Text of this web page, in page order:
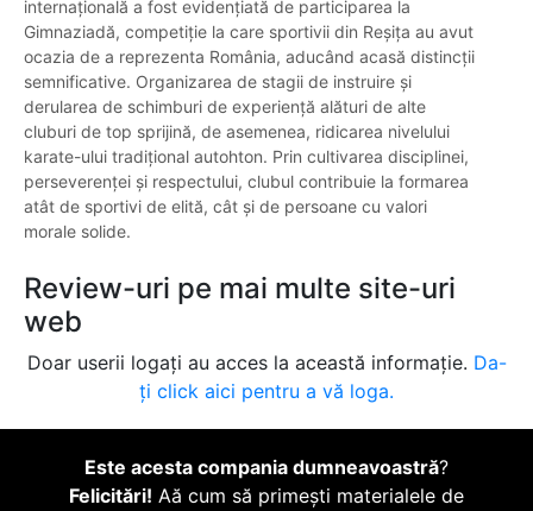
internațională a fost evidențiată de participarea la
Gimnaziadă, competiție la care sportivii din Reșița au avut
ocazia de a reprezenta România, aducând acasă distincții
semnificative. Organizarea de stagii de instruire și
derularea de schimburi de experiență alături de alte
cluburi de top sprijină, de asemenea, ridicarea nivelului
karate-ului tradițional autohton. Prin cultivarea disciplinei,
perseverenței și respectului, clubul contribuie la formarea
atât de sportivi de elită, cât și de persoane cu valori
morale solide.
Review-uri pe mai multe site-uri
web
Doar userii logați au acces la această informație. Da-
ți click aici pentru a vă loga.
Este acesta compania dumneavoastră?
Felicitări! Aă cum să primești materialele de